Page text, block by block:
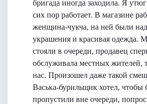
бригада иногда заходила. Я
сих пор работает. В магазине
женщина-чукча, на ней были
украшения и красивая одежда.
стояли в очереди, продавец
обслуживала местных жителей,
нас. Произошел даже такой
Васька-бурильщик хотел, чтобы
пропустили вне очереди,